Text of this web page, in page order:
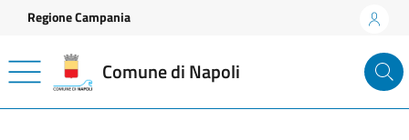
Vai ai contenuti
Vai al footer
Regione Campania
Comune di Napoli